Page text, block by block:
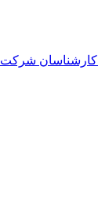
کارشناسان شرکت